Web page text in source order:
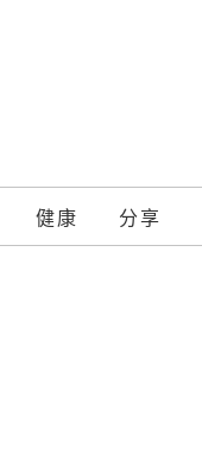
健康 分享